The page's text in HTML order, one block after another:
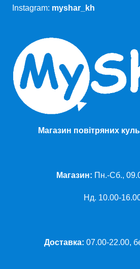
Instagram: myshar_kh
Магазин повітряних
Магазин: Пн.-Сб.,
Нд. 10.00-
Доставка: 07.00-22.00,